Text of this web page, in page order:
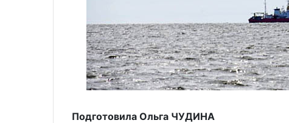
Подготовила Ольга ЧУДИНА